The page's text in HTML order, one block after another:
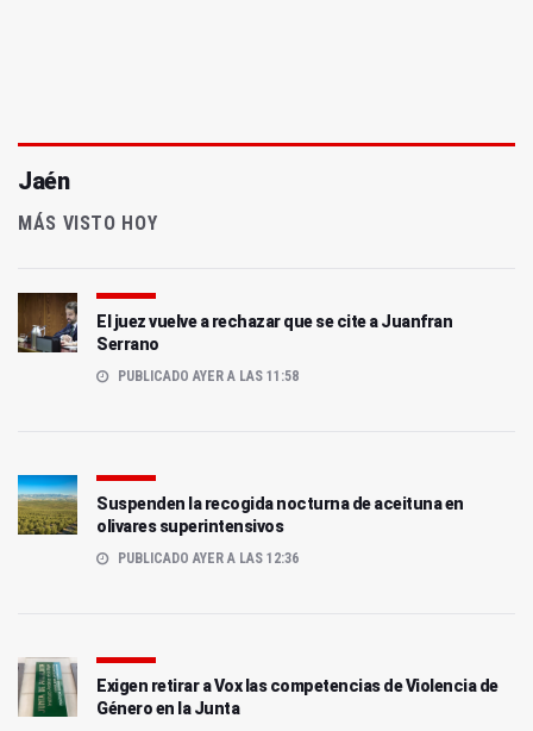
Jaén
MÁS VISTO HOY
El juez vuelve a rechazar que se cite a Juanfran
Serrano
PUBLICADO AYER A LAS 11:58
Suspenden la recogida nocturna de aceituna en
olivares superintensivos
PUBLICADO AYER A LAS 12:36
Exigen retirar a Vox las competencias de Violencia de
Género en la Junta